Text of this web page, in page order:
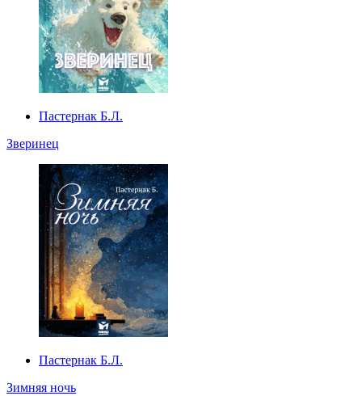
Пастернак Б.Л.
Зверинец
Пастернак Б.Л.
Зимняя ночь